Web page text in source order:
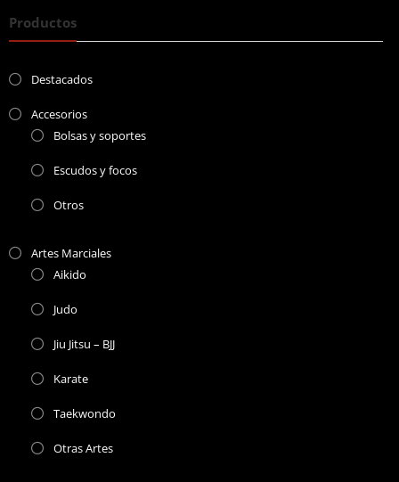
Productos
Destacados
Accesorios
Bolsas y soportes
Escudos y focos
Otros
Artes Marciales
Aikido
Judo
Jiu Jitsu – BJJ
Karate
Taekwondo
Otras Artes